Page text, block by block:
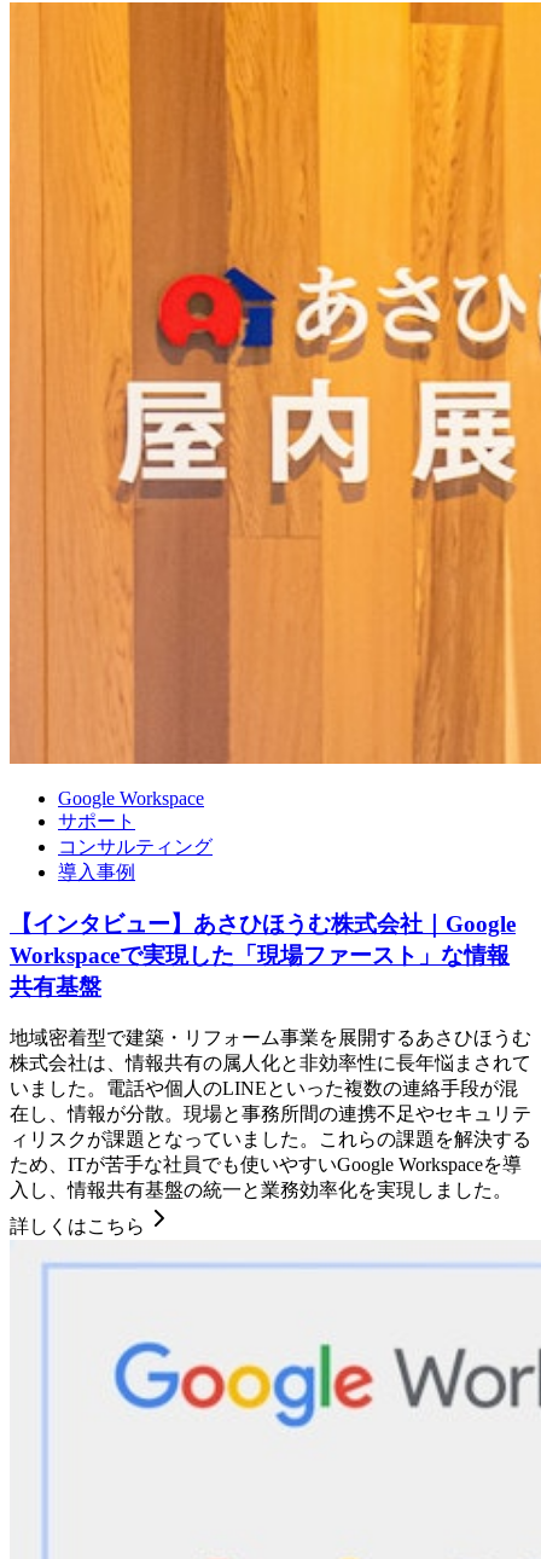
Google Workspace
サポート
コンサルティング
導入事例
【インタビュー】あさひほうむ株式会社｜Google
Workspaceで実現した「現場ファースト」な情報
共有基盤
地域密着型で建築・リフォーム事業を展開するあさひほうむ
株式会社は、情報共有の属人化と非効率性に長年悩まされて
いました。電話や個人のLINEといった複数の連絡手段が混
在し、情報が分散。現場と事務所間の連携不足やセキュリテ
ィリスクが課題となっていました。これらの課題を解決する
ため、ITが苦手な社員でも使いやすいGoogle Workspaceを導
入し、情報共有基盤の統一と業務効率化を実現しました。
詳しくはこちら